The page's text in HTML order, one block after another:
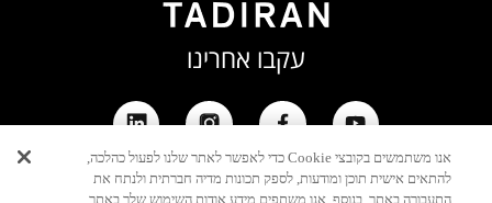
עקבו אחרינו
אנו משתמשים בקובצי Cookie כדי לאפשר לאתר שלנו לפעול כהלכה,
להתאים אישית תוכן ומודעות, לספק תכונות מדיה חברתית ולנתח את
התעבורה באתר. בנוסף, אנו משתפים מידע אודות השימוש שלך באתר